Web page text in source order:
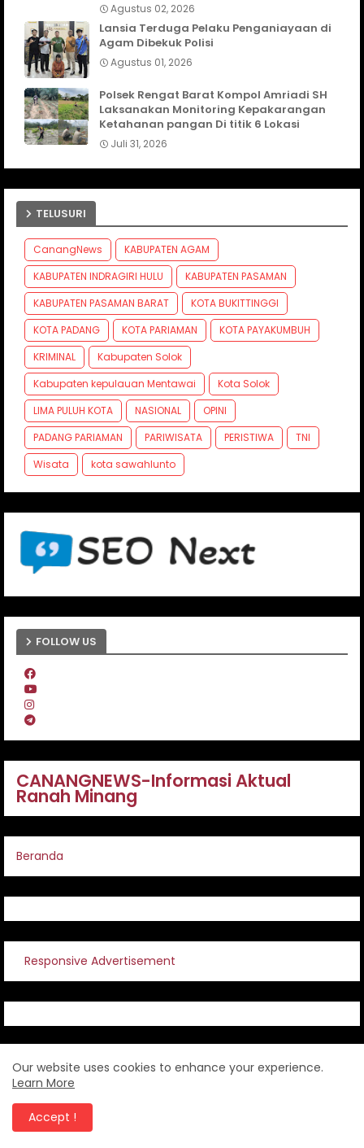
Agustus 02, 2026
Lansia Terduga Pelaku Penganiayaan di
Agam Dibekuk Polisi
Agustus 01, 2026
Polsek Rengat Barat Kompol Amriadi SH
Laksanakan Monitoring Kepakarangan
Ketahanan pangan Di titik 6 Lokasi
Juli 31, 2026
TELUSURI
CanangNews
KABUPATEN AGAM
KABUPATEN INDRAGIRI HULU
KABUPATEN PASAMAN
KABUPATEN PASAMAN BARAT
KOTA BUKITTINGGI
KOTA PADANG
KOTA PARIAMAN
KOTA PAYAKUMBUH
KRIMINAL
Kabupaten Solok
Kabupaten kepulauan Mentawai
Kota Solok
LIMA PULUH KOTA
NASIONAL
OPINI
PADANG PARIAMAN
PARIWISATA PERISTIWA
TNI
Wisata
kota sawahlunto
FOLLOW US
CANANGNEWS-Informasi Aktual
Ranah Minang
Beranda
Responsive Advertisement
Design by -
Our website uses cookies to enhance your experience.
Learn More
Accept !